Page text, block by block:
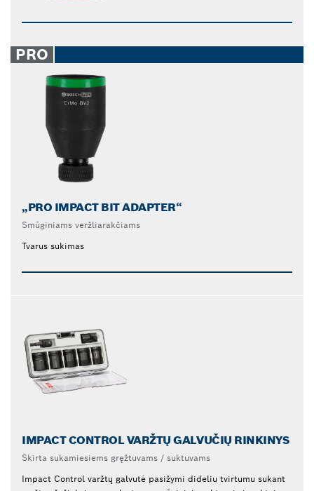
PRO
„PRO IMPACT BIT ADAPTER“
Smūginiams veržliarakčiams
Tvarus sukimas
IMPACT CONTROL VARŽTŲ GALVUČIŲ RINKINYS
Skirta sukamiesiems gręžtuvams / suktuvams
Impact Control varžtų galvutė pasižymi dideliu tvirtumu sukant